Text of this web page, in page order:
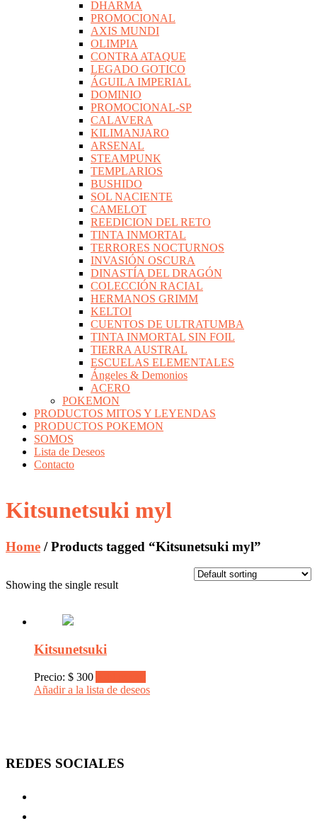
DHARMA
PROMOCIONAL
AXIS MUNDI
OLIMPIA
CONTRA ATAQUE
LEGADO GOTICO
ÁGUILA IMPERIAL
DOMINIO
PROMOCIONAL-SP
CALAVERA
KILIMANJARO
ARSENAL
STEAMPUNK
TEMPLARIOS
BUSHIDO
SOL NACIENTE
CAMELOT
REEDICION DEL RETO
TINTA INMORTAL
TERRORES NOCTURNOS
INVASIÓN OSCURA
DINASTÍA DEL DRAGÓN
COLECCIÓN RACIAL
HERMANOS GRIMM
KELTOI
CUENTOS DE ULTRATUMBA
TINTA INMORTAL SIN FOIL
TIERRA AUSTRAL
ESCUELAS ELEMENTALES
Ángeles & Demonios
ACERO
POKEMON
PRODUCTOS MITOS Y LEYENDAS
PRODUCTOS POKEMON
SOMOS
Lista de Deseos
Contacto
Kitsunetsuki myl
Home / Products tagged “Kitsunetsuki myl”
Showing the single result
Kitsunetsuki
Precio: $ 300
Añadir a la lista de deseos
REDES SOCIALES